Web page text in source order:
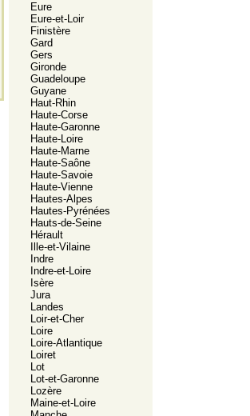
Eure
Eure-et-Loir
Finistère
Gard
Gers
Gironde
Guadeloupe
Guyane
Haut-Rhin
Haute-Corse
Haute-Garonne
Haute-Loire
Haute-Marne
Haute-Saône
Haute-Savoie
Haute-Vienne
Hautes-Alpes
Hautes-Pyrénées
Hauts-de-Seine
Hérault
Ille-et-Vilaine
Indre
Indre-et-Loire
Isère
Jura
Landes
Loir-et-Cher
Loire
Loire-Atlantique
Loiret
Lot
Lot-et-Garonne
Lozère
Maine-et-Loire